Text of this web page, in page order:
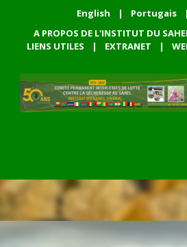
English | Portugais |
A PROPOS DE L'INSTITUT DU
LIENS UTILES
| EXTRANET |